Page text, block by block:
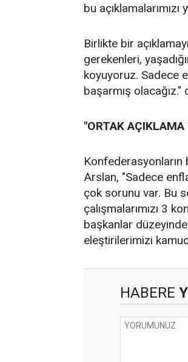
bu
Birlikte bir
gerekenleri,
koyuyoruz. Sadece
başarmış olacağız."
"ORTAK AÇIKLAMA
Arslan, "Sadece
çok sorunu var. Bu
çalışmalarımızı 3
başkanlar
eleştirilerimizi
HABERE